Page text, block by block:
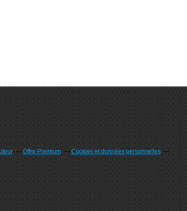
Offre Premium
Cookies et données personnelles